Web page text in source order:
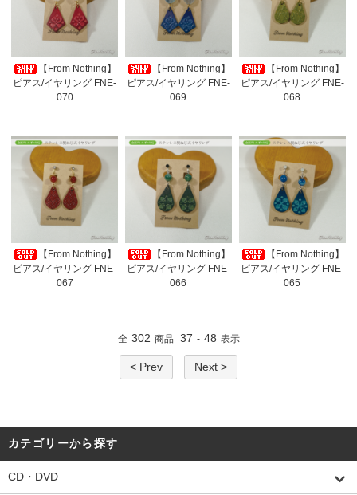
【From Nothing】
ピアス/イヤリング FNE-
070
【From Nothing】
ピアス/イヤリング FNE-
069
【From Nothing】
ピアス/イヤリング FNE-
068
【From Nothing】
ピアス/イヤリング FNE-
067
【From Nothing】
ピアス/イヤリング FNE-
066
【From Nothing】
ピアス/イヤリング FNE-
065
全 302 商品 37 - 48 表示
< Prev Next >
カテゴリーから探す
CD・DVD